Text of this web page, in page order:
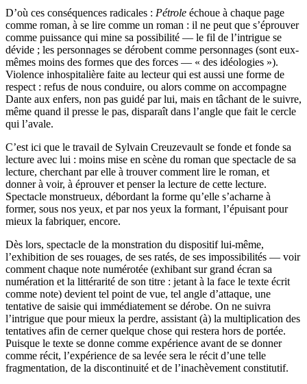
D’où ces conséquences radicales : Pétrole échoue à chaque page
comme roman, à se lire comme un roman : il ne peut que s’éprouver
comme puissance qui mine sa possibilité — le fil de l’intrigue se
dévide ; les personnages se dérobent comme personnages (sont eux-
mêmes moins des formes que des forces — « des idéologies »).
Violence inhospitalière faite au lecteur qui est aussi une forme de
respect : refus de nous conduire, ou alors comme on accompagne
Dante aux enfers, non pas guidé par lui, mais en tâchant de le suivre,
même quand il presse le pas, disparaît dans l’angle que fait le cercle
qui l’avale.
C’est ici que le travail de Sylvain Creuzevault se fonde et fonde sa
lecture avec lui : moins mise en scène du roman que spectacle de sa
lecture, cherchant par elle à trouver comment lire le roman, et
donner à voir, à éprouver et penser la lecture de cette lecture.
Spectacle monstrueux, débordant la forme qu’elle s’acharne à
former, sous nos yeux, et par nos yeux la formant, l’épuisant pour
mieux la fabriquer, encore.
Dès lors, spectacle de la monstration du dispositif lui-même,
l’exhibition de ses rouages, de ses ratés, de ses impossibilités — voir
comment chaque note numérotée (exhibant sur grand écran sa
numération et la littérarité de son titre : jetant à la face le texte écrit
comme note) devient tel point de vue, tel angle d’attaque, une
tentative de saisie qui immédiatement se dérobe. On ne suivra
l’intrigue que pour mieux la perdre, assistant (à) la multiplication des
tentatives afin de cerner quelque chose qui restera hors de portée.
Puisque le texte se donne comme expérience avant de se donner
comme récit, l’expérience de sa levée sera le récit d’une telle
fragmentation, de la discontinuité et de l’inachèvement constitutif.